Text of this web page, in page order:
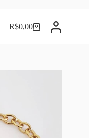
Carrinho
R$0,00